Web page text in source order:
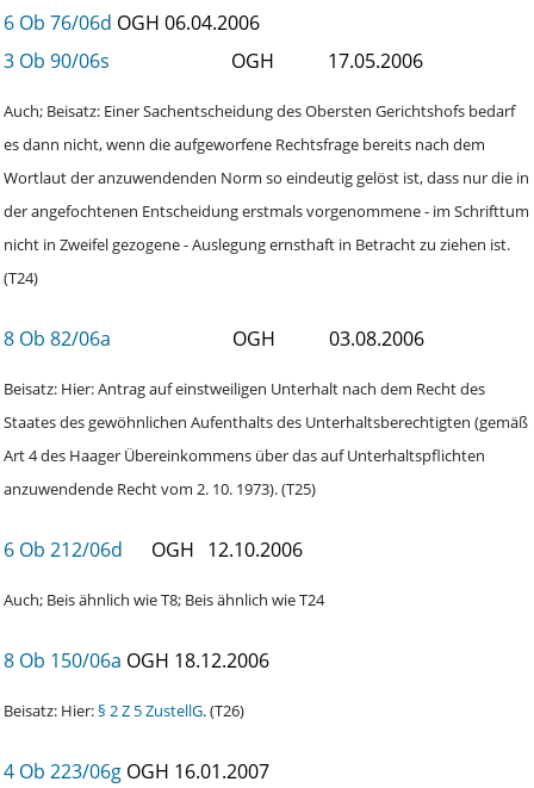
6 Ob 76/06d OGH 06.04.2006
3 Ob 90/06s
OGH 17.05.2006
Auch; Beisatz: Einer Sachentscheidung des Obersten Gerichtshofs bedarf
es dann nicht, wenn die aufgeworfene Rechtsfrage bereits nach dem
Wortlaut der anzuwendenden Norm so eindeutig gelöst ist, dass nur die in
der angefochtenen Entscheidung erstmals vorgenommene - im Schrifttum
nicht in Zweifel gezogene - Auslegung ernsthaft in Betracht zu ziehen ist.
(T24)
8 Ob 82/06a OGH 03.08.2006
Beisatz: Hier: Antrag auf einstweiligen Unterhalt nach dem Recht des
Staates des gewöhnlichen Aufenthalts des Unterhaltsberechtigten (gemäß
Art 4 des Haager Übereinkommens über das auf Unterhaltspflichten
anzuwendende Recht vom 2. 10. 1973). (T25)
6 Ob 212/06d OGH 12.10.2006
Auch; Beis ähnlich wie T8; Beis ähnlich wie T24
8 Ob 150/06a OGH 18.12.2006
Beisatz: Hier:§ 2 Z 5 ZustellG. (T26)
4 Ob 223/06g OGH 16.01.2007